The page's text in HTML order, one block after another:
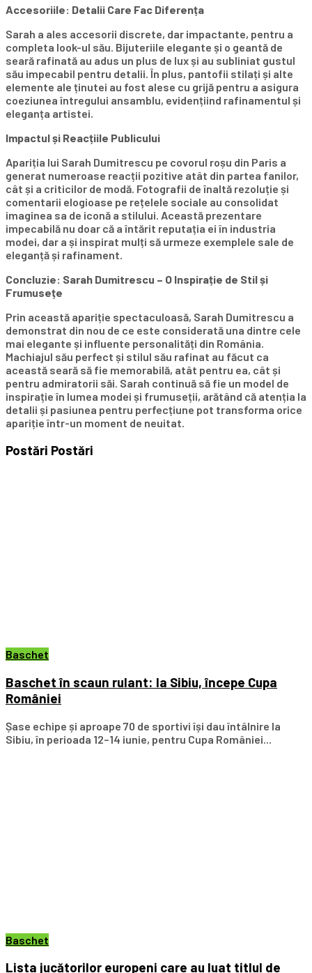
Accesoriile: Detalii Care Fac Diferența
Sarah a ales accesorii discrete, dar impactante, pentru a
completa look-ul său. Bijuteriile elegante și o geantă de
seară rafinată au adus un plus de lux și au subliniat gustul
său impecabil pentru detalii. În plus, pantofii stilați și alte
elemente ale ținutei au fost alese cu grijă pentru a asigura
coeziunea întregului ansamblu, evidențiind rafinamentul și
eleganța artistei.
Impactul și Reacțiile Publicului
Apariția lui Sarah Dumitrescu pe covorul roșu din Paris a
generat numeroase reacții pozitive atât din partea fanilor,
cât și a criticilor de modă. Fotografii de înaltă rezoluție și
comentarii elogioase pe rețelele sociale au consolidat
imaginea sa de iconă a stilului. Această prezentare
impecabilă nu doar că a întărit reputația ei în industria
modei, dar a și inspirat mulți să urmeze exemplele sale de
eleganță și rafinament.
Concluzie: Sarah Dumitrescu – O Inspirație de Stil și
Frumusețe
Prin această apariție spectaculoasă, Sarah Dumitrescu a
demonstrat din nou de ce este considerată una dintre cele
mai elegante și influente personalități din România.
Machiajul său perfect și stilul său rafinat au făcut ca
această seară să fie memorabilă, atât pentru ea, cât și
pentru admiratorii săi. Sarah continuă să fie un model de
inspirație în lumea modei și frumuseții, arătând că atenția la
detalii și pasiunea pentru perfecțiune pot transforma orice
apariție într-un moment de neuitat.
Postări Postări
Baschet
Baschet în scaun rulant: la Sibiu, începe Cupa
României
Șase echipe și aproape 70 de sportivi își dau întâlnire la
Sibiu, în perioada 12–14 iunie, pentru Cupa României...
Baschet
Lista jucătorilor europeni care au luat titlul de